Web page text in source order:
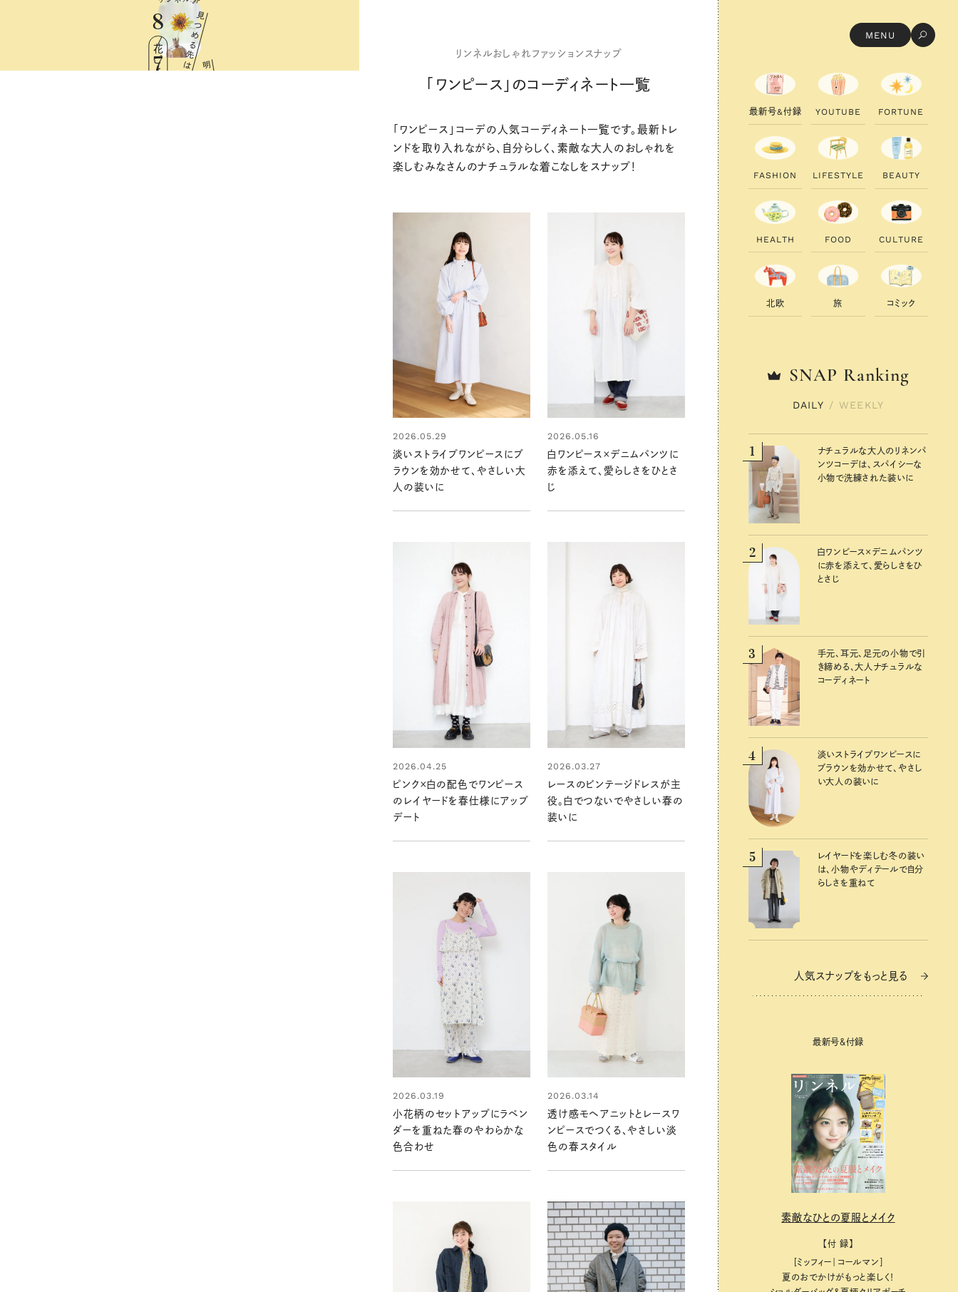
MENU
見
つ
め
る
先
は
明
8
7
花ごよみ リンネルおしゃれファッションスナップ
「ワンピース」のコーディネート一覧
「ワンピース」コーデの人気コーディネート一覧です。最新トレ
ンドを取り入れながら、自分らしく、素敵な大人のおしゃれを
楽しむみなさんのナチュラルな着こなしをスナップ！
2026.05.29
淡いストライプワンピースにブ
ラウンを効かせて、やさしい大
人の装いに
2026.05.16
白ワンピース×デニムパンツに
赤を添えて、愛らしさをひとさ
じ
2026.04.25
ピンク×白の配色でワンピース
のレイヤードを春仕様にアップ
デート
2026.03.27
レースのビンテージドレスが主
役。白でつないでやさしい春の
装いに
2026.03.19
小花柄のセットアップにラベン
ダーを重ねた春のやわらかな
色合わせ
2026.03.14
透け感モヘアニットとレースワ
ンピースでつくる、やさしい淡
色の春スタイル
最新号&付録 YOUTU B E FORTU N E
FAS H ION LI FESTYLE B EAUTY
H EALTH FOOD CU LTU RE
北欧 旅 コ ミ ック
SNAP Ranking
DAILY / WEEKLY
1
ナチュラルな大人のリネンパ
ンツコーデは、スパイシーな
小物で洗練された装いに
2
白ワンピース×デニムパンツ
に赤を添えて、愛らしさをひ
とさじ
3
手元、耳元、足元の小物で引
き締める、大人ナチュラルな
コーディネート
4
淡いストライプワンピースに
ブラウンを効かせて、やさし
い大人の装いに
5
レイヤードを楽しむ冬の装い
は、小物やディテールで自分
らしさを重ねて
人気スナップをもっと見る
最新号＆付録
素敵なひとの夏服とメイク
【付 録】
［ミッフィー｜コールマン］
夏のおでかけがもっと楽しく！
最新号&付録 YOUTU B E FORTU N E
FAS H ION LI FESTYLE B EAUTY
H EALTH FOOD CU LTU RE
北欧 旅 コ ミ ック
SNAP Ranking
DAILY / WEEKLY
1
ナチュラルな大人のリネンパ
ンツコーデは、スパイシーな
小物で洗練された装いに
2
白ワンピース×デニムパンツ
に赤を添えて、愛らしさをひ
とさじ
3
手元、耳元、足元の小物で引
き締める、大人ナチュラルな
コーディネート
4
淡いストライプワンピースに
ブラウンを効かせて、やさし
い大人の装いに
5
レイヤードを楽しむ冬の装い
は、小物やディテールで自分
らしさを重ねて
人気スナップをもっと見る
最新号＆付録
素敵なひとの夏服とメイク
【付 録】
［ミッフィー｜コールマン］
夏のおでかけがもっと楽しく！